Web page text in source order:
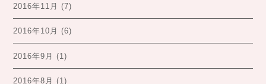
2016年11月 (7)
2016年10月 (6)
2016年9月 (1)
2016年8月 (1)